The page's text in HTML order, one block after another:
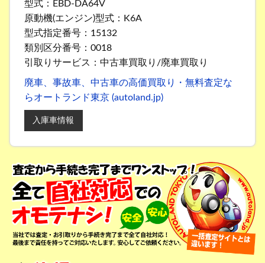
型式：EBD-DA64V
原動機(エンジン)型式：K6A
型式指定番号：15132
類別区分番号：0018
引取りサービス：中古車買取り/廃車買取り
廃車、事故車、中古車の高価買取り・無料査定な
らオートランド東京 (autoland.jp)
入庫車情報